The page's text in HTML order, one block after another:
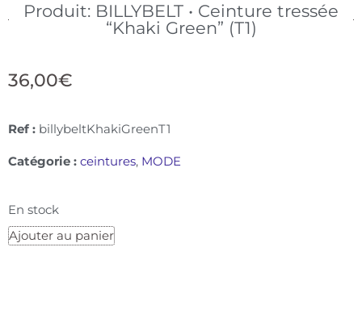
Produit: BILLYBELT • Ceinture tressée
“Khaki Green” (T1)
36,00€
Ref : billybeltKhakiGreenT1
Catégorie : ceintures, MODE
En stock
Ajouter au panier